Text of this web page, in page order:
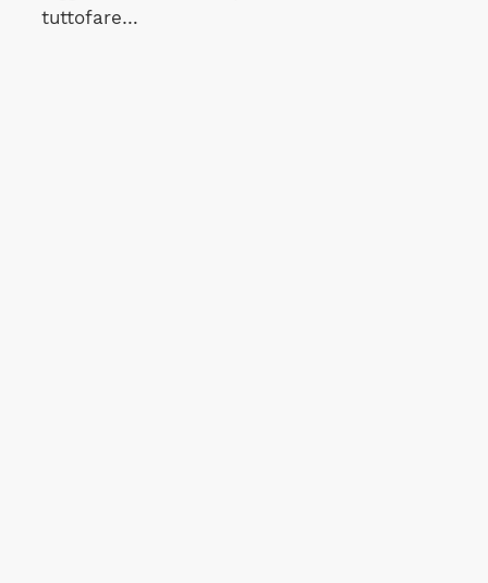
tuttofare…